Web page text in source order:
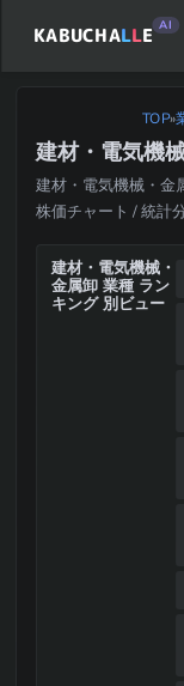
KABUCHALLE AI
TOP»
建材・電気機
建材・電気機械・金
株価チャート / 統計
建材・電気機械・
金属卸 業種 ラン
キング 別ビュー